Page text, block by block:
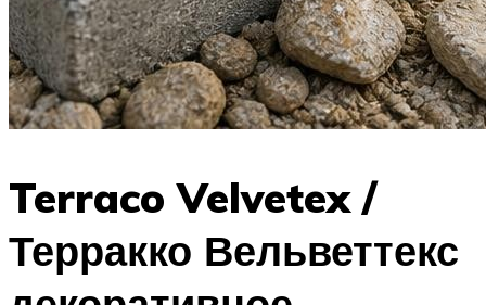
Terraco Velvetex /
Терракко Вельветтекс